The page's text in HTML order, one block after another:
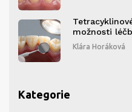
možnosti
Klára Horáková
Kategorie